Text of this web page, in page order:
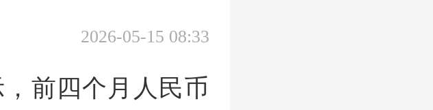
2026-05-15 08:33
前四个月人民币